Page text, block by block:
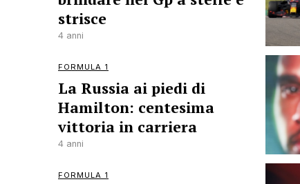
strisce
4 anni
FORMULA 1
La Russia ai piedi di
Hamilton: centesima
vittoria in carriera
4 anni
FORMULA 1